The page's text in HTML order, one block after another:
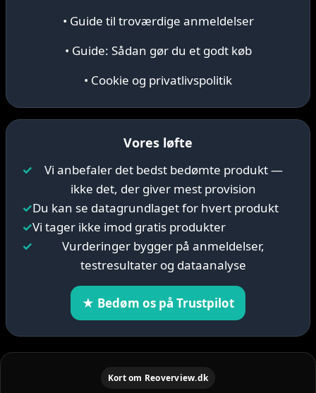
• Guide til troværdige anmeldelser
• Guide: Sådan gør du et godt køb
• Cookie og privatlivspolitik
Vores løfte
✓
Vi anbefaler det bedst bedømte produkt —
ikke det, der giver mest provision
✓Du kan se datagrundlaget for hvert produkt
✓Vi tager ikke imod gratis produkter
✓
Vurderinger bygger på anmeldelser,
testresultater og dataanalyse
★ Bedøm os på Trustpilot
Kort om Reoverview.dk